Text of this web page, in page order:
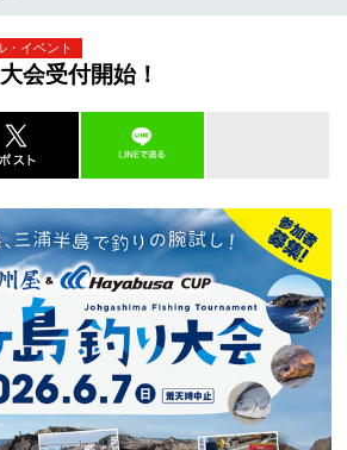
・イベント
会受付開始！